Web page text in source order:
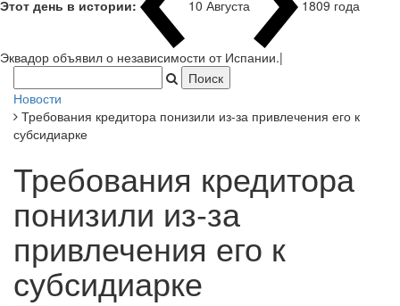
Этот день в истории: 10 Августа 1809 года
Эквадор объявил о независимости от Испании.|
Новости
Требования кредитора понизили из-за привлечения его к
субсидиарке
Требования кредитора
понизили из-за
привлечения его к
субсидиарке